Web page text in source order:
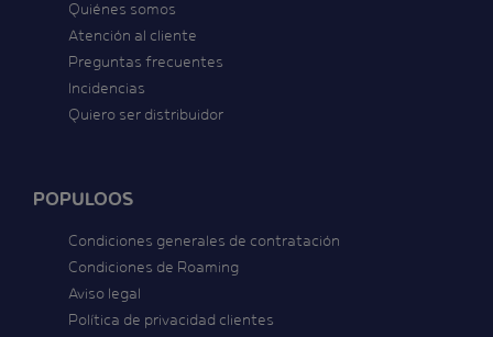
Quiénes somos
Atención al cliente
Preguntas frecuentes
Incidencias
Quiero ser distribuidor
POPULOOS
Condiciones generales de contratación
Condiciones de Roaming
Aviso legal
Política de privacidad clientes